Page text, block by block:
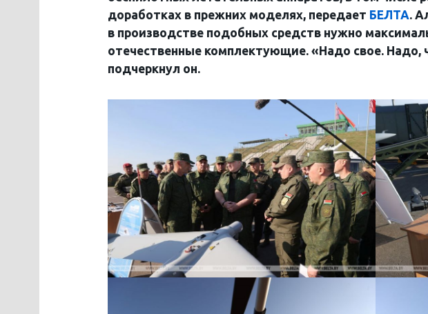
доработках в прежних моделях, передает БЕЛТА.
в производстве подобных средств нужно
отечественные комплектующие. «Надо свое. Надо,
подчеркнул он.